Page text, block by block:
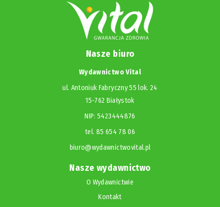
Nasze biuro
Wydawnictwo Vital
ul. Antoniuk Fabryczny 55 lok. 24
15-762 Białystok
NIP: 5423444876
tel. 85 654 78 06
biuro@wydawnictwovital.pl
Nasze wydawnictwo
O Wydawnictwie
Kontakt